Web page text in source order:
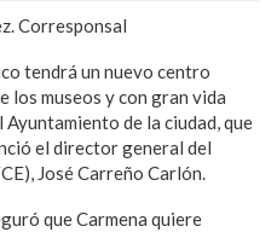
Corresponsal
tendrá un nuevo centro
los museos y con gran vida
de la ciudad, que
el director general del
José Carreño Carlón.
que Carmena quiere